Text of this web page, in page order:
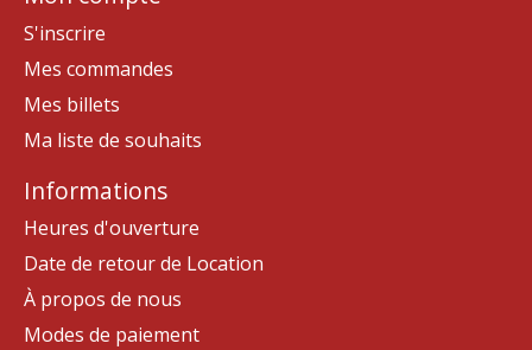
S'inscrire
Mes commandes
Mes billets
Ma liste de souhaits
Informations
Heures d'ouverture
Date de retour de Location
À propos de nous
Modes de paiement